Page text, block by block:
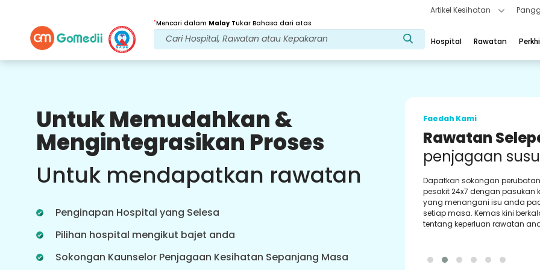
Artikel Kesihatan
*Mencari dalam MalayTukar Bahasa dari atas.
Hospital Rawatan
Untuk Memudahkan &
Mengintegrasikan Proses
Untuk mendapatkan rawatan
Penginapan Hospital yang Selesa
Pilihan hospital mengikut bajet anda
Sokongan Kaunselor Penjagaan Kesihatan Sepanjang Masa
Faedah Kami
Rawatan Selepas
penjagaan susulan
Dapatkan sokongan perubatan dan
setiap masa. Kemas kini berkala
Faedah Kami
Kaunselor
Perubatan
Dapatkan sokongan tetap
kaunselor perubatan kami
berpengalaman. Memberi
bimbingan terbaik kepada